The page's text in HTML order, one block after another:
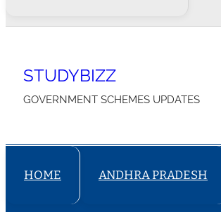
STUDYBIZZ
GOVERNMENT SCHEMES UPDATES
HOME ANDHRA PRADESH